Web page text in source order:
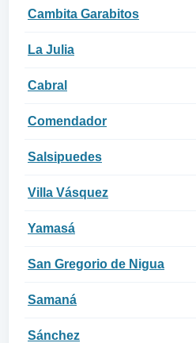
Cambita Garabitos
La Julia
Cabral
Comendador
Salsipuedes
Villa Vásquez
Yamasá
San Gregorio de Nigua
Samaná
Sánchez